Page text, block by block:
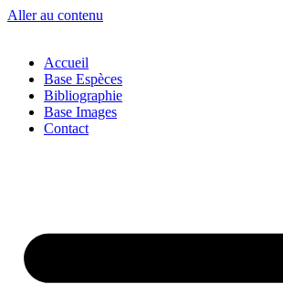
Aller au contenu
Accueil
Base Espèces
Bibliographie
Base Images
Contact